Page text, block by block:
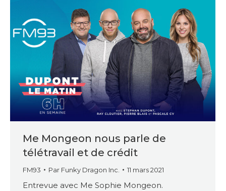
Me Mongeon nous parle de
télétravail et de crédit
FM93 Par Funky Dragon Inc. 11 mars 2021
Entrevue avec Me Sophie Mongeon.